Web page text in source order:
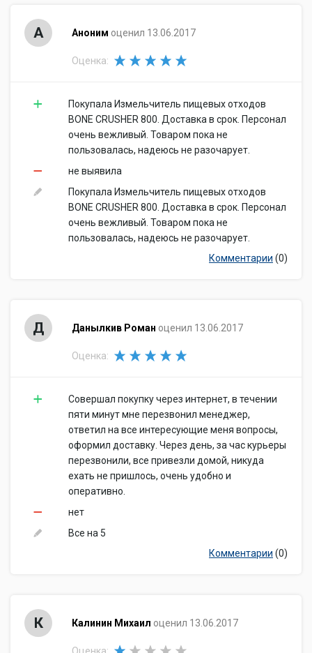
А Аноним оценил 13.06.2017
Оценка:
Покупала Измельчитель пищевых отходов
BONE CRUSHER 800. Доставка в срок. Персонал
очень вежливый. Товаром пока не
пользовалась, надеюсь не разочарует.
не выявила
Покупала Измельчитель пищевых отходов
BONE CRUSHER 800. Доставка в срок. Персонал
очень вежливый. Товаром пока не
пользовалась, надеюсь не разочарует.
Комментарии (0)
Д Данылкив Роман оценил 13.06.2017
Оценка:
Совершал покупку через интернет, в течении
пяти минут мне перезвонил менеджер,
ответил на все интересующие меня вопросы,
оформил доставку. Через день, за час курьеры
перезвонили, все привезли домой, никуда
ехать не пришлось, очень удобно и
оперативно.
нет
Все на 5
Комментарии (0)
К Калинин Михаил оценил 13.06.2017